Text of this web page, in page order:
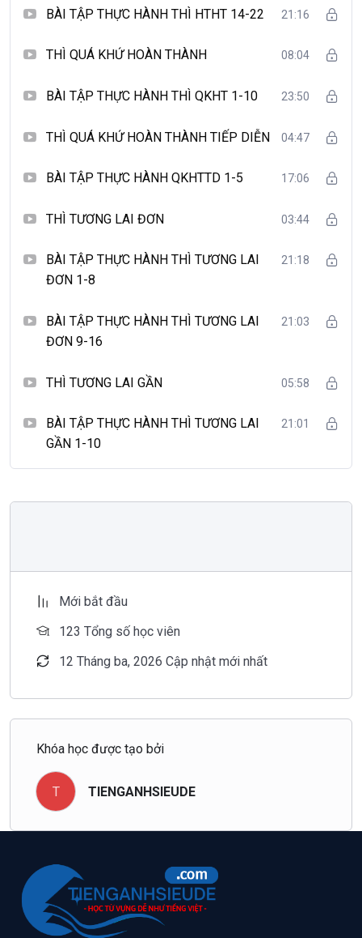
BÀI TẬP THỰC HÀNH THÌ HTHT 14-22 21:16
THÌ QUÁ KHỨ HOÀN THÀNH 08:04
BÀI TẬP THỰC HÀNH THÌ QKHT 1-10 23:50
THÌ QUÁ KHỨ HOÀN THÀNH TIẾP DIỄN 04:47
BÀI TẬP THỰC HÀNH QKHTTD 1-5 17:06
THÌ TƯƠNG LAI ĐƠN 03:44
BÀI TẬP THỰC HÀNH THÌ TƯƠNG LAI
ĐƠN 1-8
21:18
BÀI TẬP THỰC HÀNH THÌ TƯƠNG LAI
ĐƠN 9-16
21:03
THÌ TƯƠNG LAI GẦN 05:58
BÀI TẬP THỰC HÀNH THÌ TƯƠNG LAI
GẦN 1-10
21:01
Mới bắt đầu
123 Tổng số học viên
12 Tháng ba, 2026 Cập nhật mới nhất
Khóa học được tạo bởi
T TIENGANHSIEUDE